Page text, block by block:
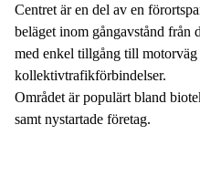
Centret är en del av en
beläget inom gångavstånd från
med enkel tillgång till motorväg
kollektivtrafikförbindelser.
Området är populärt bland
samt nystartade företag.